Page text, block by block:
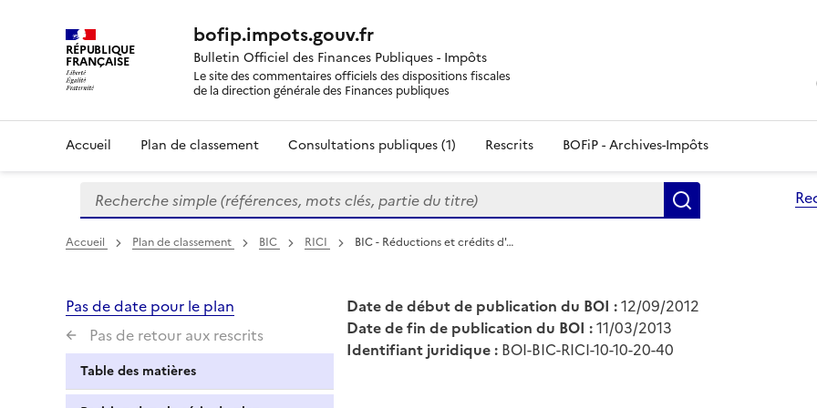
RÉPUBLIQUE
FRANÇAISE
bofip.impots.gouv.fr
Bulletin Officiel des Finances Publiques - Impôts
Le site des commentaires officiels des dispositions fiscales
de la direction générale des Finances publiques
Accueil Plan de classement Consultations publiques (1) Rescrits BOFiP - Archives-Impôts
Formulaire
de
recherche
Recherche simple (références, mots clés, partie du titre)
Accueil Plan de classement BIC RICI BIC - Réductions et crédits d'…
Pas de date pour le plan
Pas de retour aux rescrits
Table des matières
Date de début de publication du BOI :12/09/2012
Date de fin de publication du BOI :11/03/2013
Identifiant juridique : BOI-BIC-RICI-10-10-20-40